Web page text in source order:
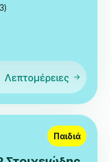
Λεπτομέρειες
Παιδιά